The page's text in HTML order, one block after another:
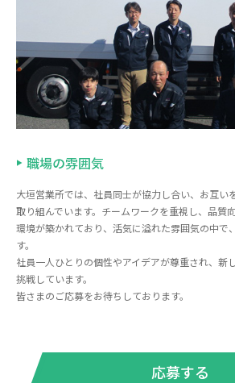
職場の雰囲気
大垣営業所では、社員同士が協力し合い、お互い
取り組んでいます。チームワークを重視し、品質
環境が築かれており、活気に溢れた雰囲気の中で
す。
社員一人ひとりの個性やアイデアが尊重され、新
挑戦しています。
皆さまのご応募をお待ちしております。
応募する